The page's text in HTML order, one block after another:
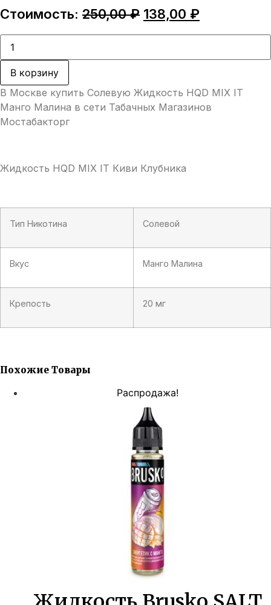
Стоимость: 250,00₽ Первоначальная
составляла
138,00 ₽
138,00 ₽.
Количество
товара
Жидкость
HQD
MIX
IT
Манго
Малина
В корзину
В Москве купить Солевую Жидкость HQD MIX IT
Манго Малина в сети Табачных Магазинов
Мостабакторг
Жидкость HQD MIX IT Киви Клубника
Тип Никотина Солевой
Вкус Манго Малина
Крепость 20 мг
Похожие Товары
Распродажа!